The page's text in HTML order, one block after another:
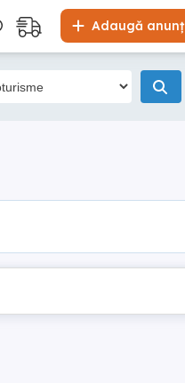
Adaugă anunț